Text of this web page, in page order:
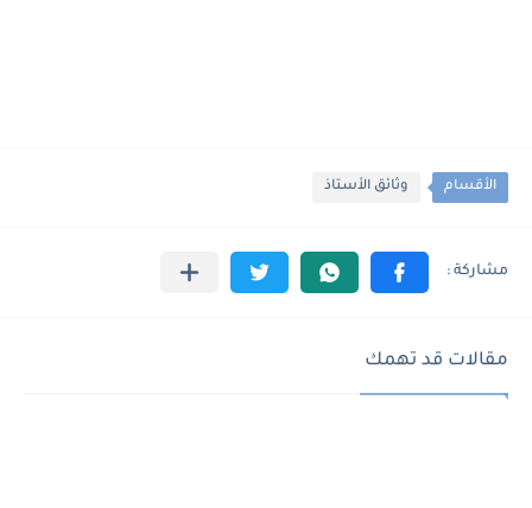
الأقسام وثائق الأستاذ
مقالات قد تهمك